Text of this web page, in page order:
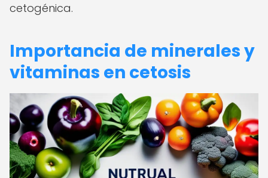
cetogénica.
Importancia de minerales y
vitaminas en cetosis